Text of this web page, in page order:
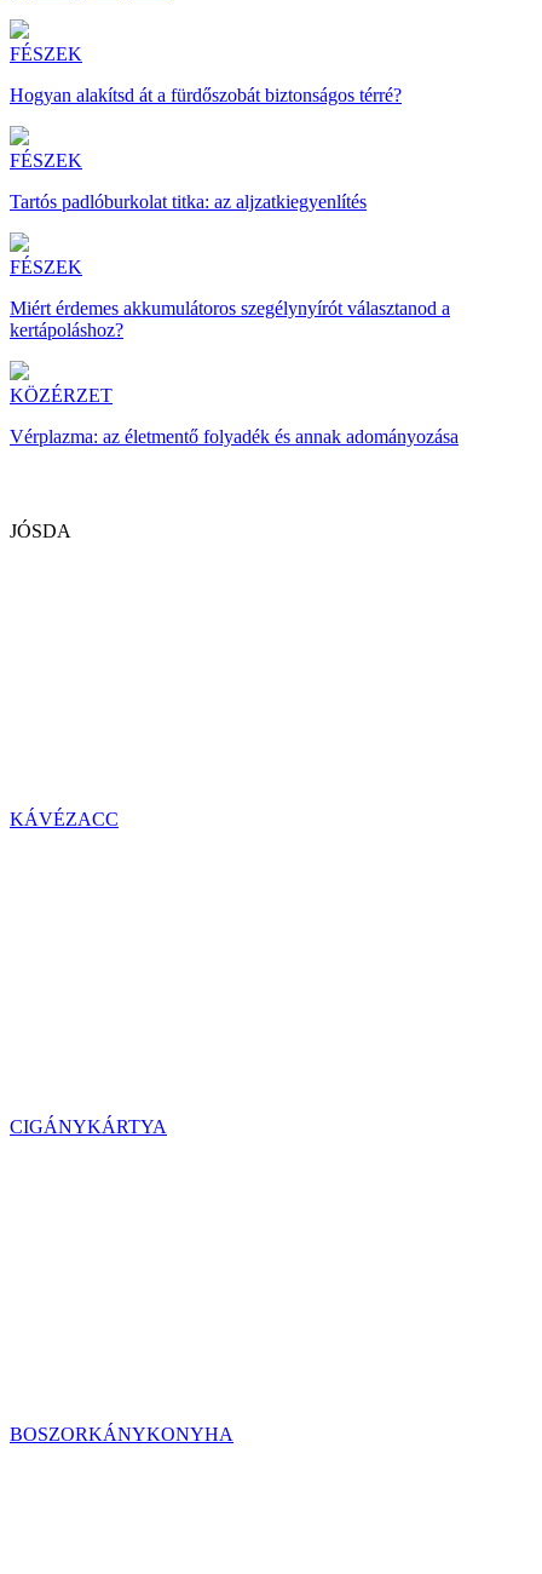
FÉSZEK
Hogyan alakítsd át a fürdőszobát biztonságos térré?
FÉSZEK
Tartós padlóburkolat titka: az aljzatkiegyenlítés
FÉSZEK
Miért érdemes akkumulátoros szegélynyírót választanod a
kertápoláshoz?
KÖZÉRZET
Vérplazma: az életmentő folyadék és annak adományozása
JÓSDA
KÁVÉZACC
CIGÁNYKÁRTYA
BOSZORKÁNYKONYHA